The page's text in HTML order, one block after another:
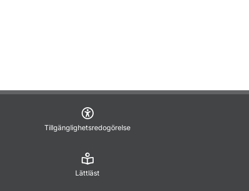
Tillgänglighetsredogörelse
Lättläst